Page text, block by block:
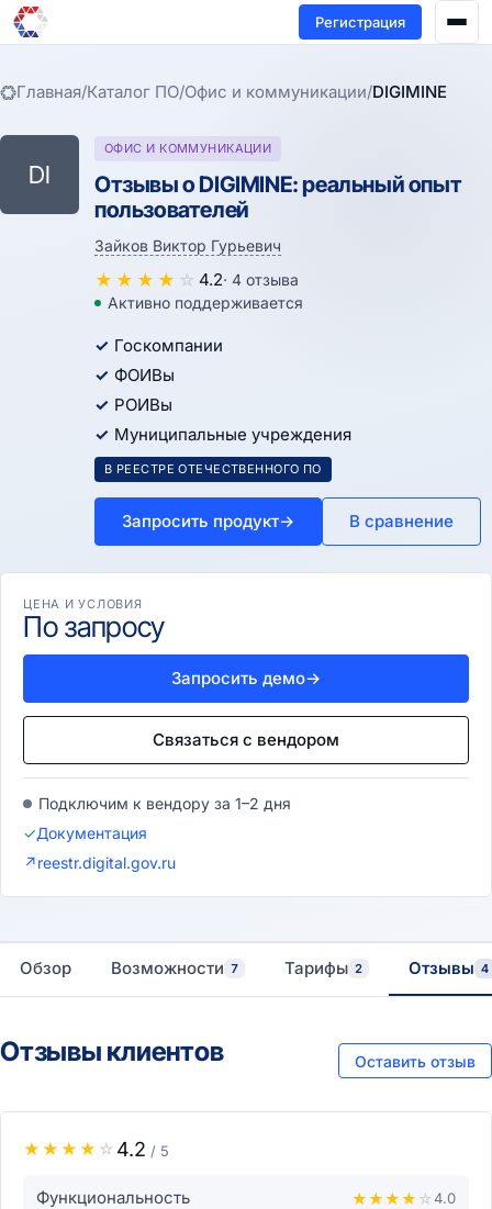
Регистрация
Главная/Каталог ПО/Офис и коммуникации/DIGIMINE
DI
ОФИС И КОММУНИКАЦИИ
Отзывы о DIGIMINE: реальный опыт
пользователей
Зайков Виктор Гурьевич
★ ★ ★ ★ ☆ 4.2· 4 отзыва
Активно поддерживается
Госкомпании
ФОИВы
РОИВы
Муниципальные учреждения
В РЕЕСТРЕ ОТЕЧЕСТВЕННОГО ПО
Запросить продукт→ В сравнение
ЦЕНА И УСЛОВИЯ
По запросу
Запросить демо→
Связаться с вендором
Подключим к вендору за 1–2 дня
✓Документация
↗reestr.digital.gov.ru
Обзор Возможности 7 Тарифы 2 Отзывы 4
Отзывы клиентов Оставить отзыв
★ ★ ★ ★ ☆ 4.2 / 5
Функциональность ★★★★ ☆4.0